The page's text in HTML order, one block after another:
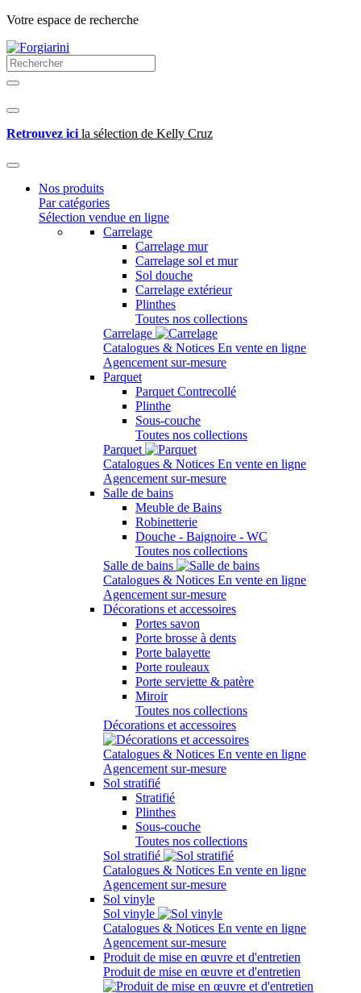
Votre espace de recherche
Retrouvez ici la sélection de Kelly Cruz
Nos produits
Par catégories
Sélection vendue en ligne
Carrelage
Carrelage mur
Carrelage sol et mur
Sol douche
Carrelage extérieur
Plinthes
Toutes nos collections
Carrelage
Catalogues & Notices En vente en ligne
Agencement sur-mesure
Parquet
Parquet Contrecollé
Plinthe
Sous-couche
Toutes nos collections
Parquet
Catalogues & Notices En vente en ligne
Agencement sur-mesure
Salle de bains
Meuble de Bains
Robinetterie
Douche - Baignoire - WC
Toutes nos collections
Salle de bains
Catalogues & Notices En vente en ligne
Agencement sur-mesure
Décorations et accessoires
Portes savon
Porte brosse à dents
Porte balayette
Porte rouleaux
Porte serviette & patère
Miroir
Toutes nos collections
Décorations et accessoires
Catalogues & Notices En vente en ligne
Agencement sur-mesure
Sol stratifié
Stratifié
Plinthes
Sous-couche
Toutes nos collections
Sol stratifié
Catalogues & Notices En vente en ligne
Agencement sur-mesure
Sol vinyle
Sol vinyle
Catalogues & Notices En vente en ligne
Agencement sur-mesure
Produit de mise en œuvre et d'entretien
Produit de mise en œuvre et d'entretien